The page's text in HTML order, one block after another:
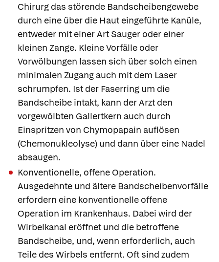
Chirurg das störende Bandscheibengewebe
durch eine über die Haut eingeführte Kanüle,
entweder mit einer Art Sauger oder einer
kleinen Zange. Kleine Vorfälle oder
Vorwölbungen lassen sich über solch einen
minimalen Zugang auch mit dem Laser
schrumpfen. Ist der Faserring um die
Bandscheibe intakt, kann der Arzt den
vorgewölbten Gallertkern auch durch
Einspritzen von Chymopapain auflösen
(Chemonukleolyse) und dann über eine Nadel
absaugen.
Konventionelle, offene Operation.
Ausgedehnte und ältere Bandscheibenvorfälle
erfordern eine konventionelle offene
Operation im Krankenhaus. Dabei wird der
Wirbelkanal eröffnet und die betroffene
Bandscheibe, und, wenn erforderlich, auch
Teile des Wirbels entfernt. Oft sind zudem